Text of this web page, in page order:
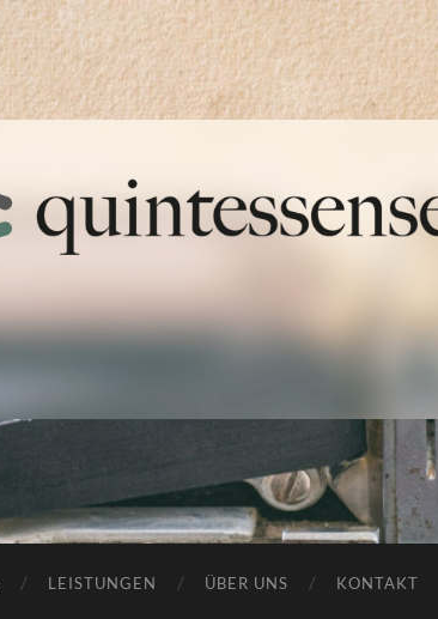
LEISTUNGEN ÜBER UNS KONTAKT